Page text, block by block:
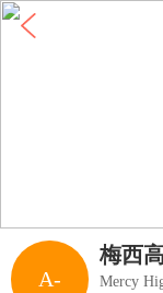
A-
梅西
Mercy